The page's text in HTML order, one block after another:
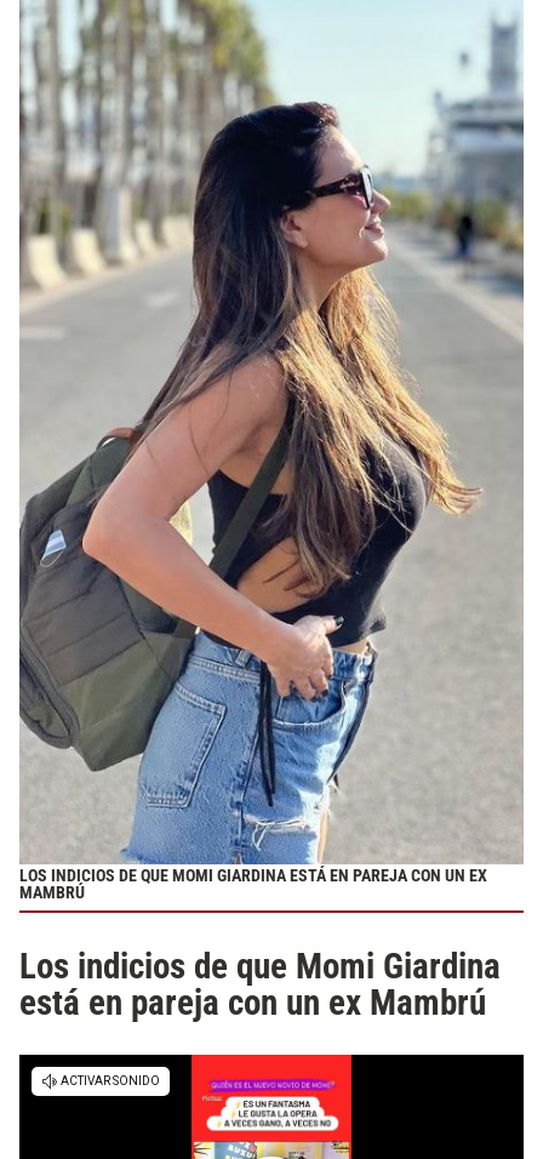
LOS INDICIOS DE QUE MOMI GIARDINA ESTÁ EN PAREJA CON UN EX
MAMBRÚ
Los indicios de que Momi Giardina
está en pareja con un ex Mambrú